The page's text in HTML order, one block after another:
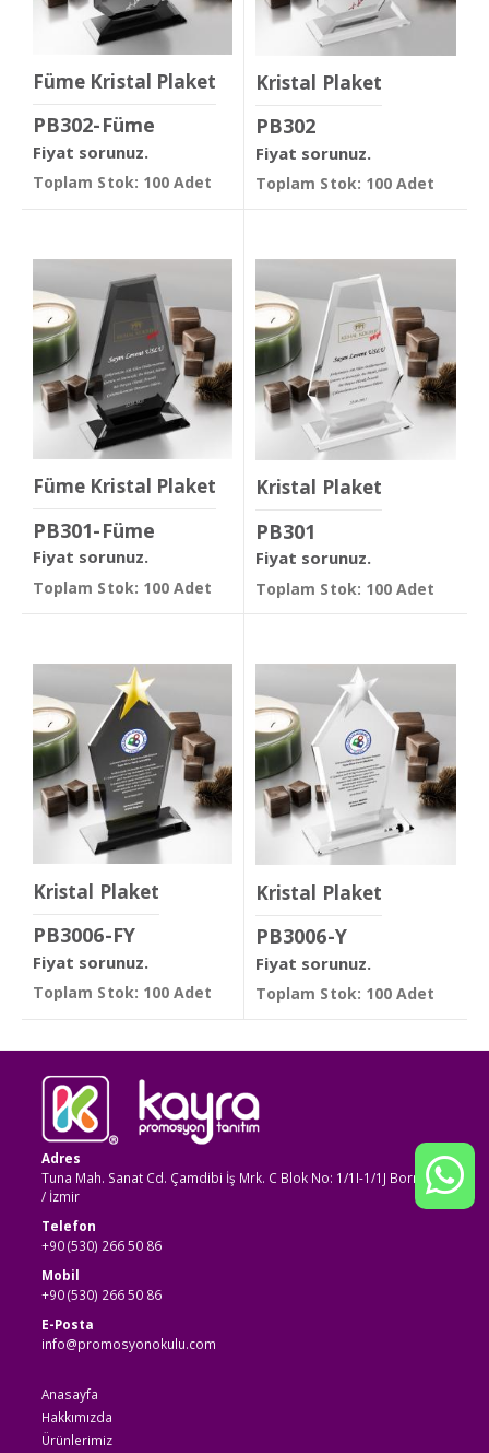
Füme Kristal Plaket
PB302-Füme
Fiyat sorunuz.
Toplam Stok: 100 Adet
Kristal Plaket
PB302
Fiyat sorunuz.
Toplam Stok: 100 Adet
Füme Kristal Plaket
PB301-Füme
Fiyat sorunuz.
Toplam Stok: 100 Adet
Kristal Plaket
PB301
Fiyat sorunuz.
Toplam Stok: 100 Adet
Kristal Plaket
PB3006-FY
Fiyat sorunuz.
Toplam Stok: 100 Adet
Kristal Plaket
PB3006-Y
Fiyat sorunuz.
Toplam Stok: 100 Adet
Adres
Tuna Mah. Sanat Cd. Çamdibi İş Mrk. C Blok No: 1/1I-1/1J Bornova
/ İzmir
Telefon
+90 (530) 266 50 86
Mobil
+90 (530) 266 50 86
E-Posta
info@promosyonokulu.com
Anasayfa
Hakkımızda
Ürünlerimiz